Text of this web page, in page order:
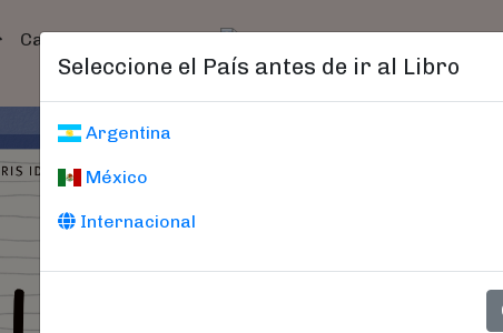
(current)
Catálogo Catálogo
Seleccione el País antes de ir al Libro
Argentina
México
Internacional
Cuaderno De
Tu cuaderno de ejercicios más
cuaderno de ejercicios de